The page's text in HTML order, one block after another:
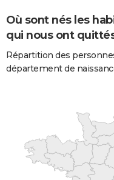
Où sont nés les
qui nous ont
Répartition des
département de